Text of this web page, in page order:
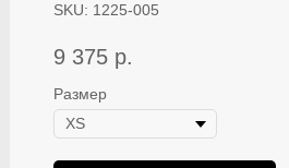
SKU: 1225-005
9 375 р.
Размер